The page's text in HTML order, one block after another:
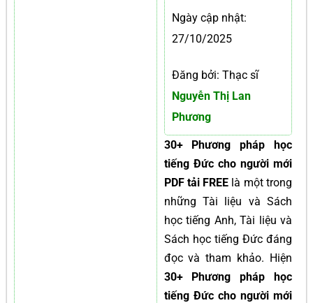
Ngày cập nhật:
27/10/2025
Đăng bởi: Thạc sĩ
Nguyễn Thị Lan
Phương
30+ Phương pháp học
tiếng Đức cho người mới
PDF tải FREE là một trong
những Tài liệu và Sách
học tiếng Anh, Tài liệu và
Sách học tiếng Đức đáng
đọc và tham khảo. Hiện
30+ Phương pháp học
tiếng Đức cho người mới